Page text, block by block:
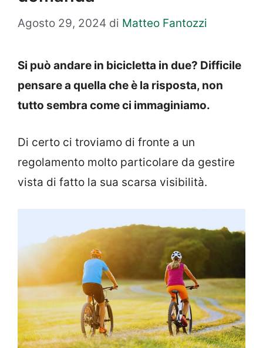
Agosto 29, 2024 di Matteo Fantozzi
Si può andare in bicicletta in due? Difficile
pensare a quella che è la risposta, non
tutto sembra come ci immaginiamo.
Di certo ci troviamo di fronte a un
regolamento molto particolare da gestire
vista di fatto la sua scarsa visibilità.